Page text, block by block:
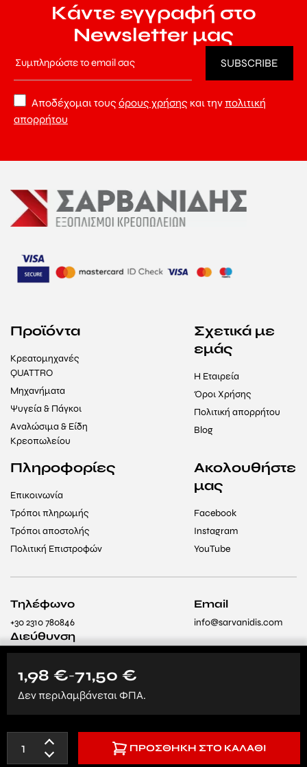
1,98 €–71,50 €
Δεν περιλαμβάνεται ΦΠΑ.
ΠΡΟΣΘΉΚΗ ΣΤΟ ΚΑΛΆΘΙ
Αποδέχομαι τους όρους χρήσης και τηνπολιτική
απορρήτου
Κάντε εγγραφή στο
Newsletter μας
Προϊόντα
Κρεατομηχανές
QUATTRO
Μηχανήματα
Ψυγεία & Πάγκοι
Αναλώσιμα & Είδη
Κρεοπωλείου
Σχετικά με
εμάς
Η Εταιρεία
Όροι Χρήσης
Πολιτική απορρήτου
Blog
Πληροφορίες
Επικοινωνία
Τρόποι πληρωμής
Τρόποι αποστολής
Πολιτική Επιστροφών
Ακολουθήστε
μας
Facebook
Instagram
YouTube
All rights reserved © 2024Created by 3ds
Τηλέφωνο
+30 2310 780846
Email
info@sarvanidis.com
Διεύθυνση
8ο χλμ Θεσσαλονίκης –
Λαγκαδά, Θεσσαλονίκη
Ίδρυμα «Άγιος